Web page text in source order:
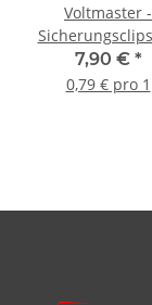
Voltmaster -
Servostecker
Stück)
7,90 € *
0,79 € pro 1